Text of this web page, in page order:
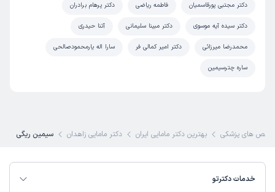
دکتر مجتبی پورقاسمیان فاطمه ریاضی دکتر پرهام برادران
دکتر سیده آیه موسوی دکتر مبینا سلیمانی آتنا حیدری
محمدرضا میرزائی دکتر امیر کمالی فر سارا اله یارمحمودصالحی
ساره چترسیمین
های پزشکی بهترین دکتر مامایی ایران دکتر مامایی زاهدان سیمین ریگی
خدمات دکترتو